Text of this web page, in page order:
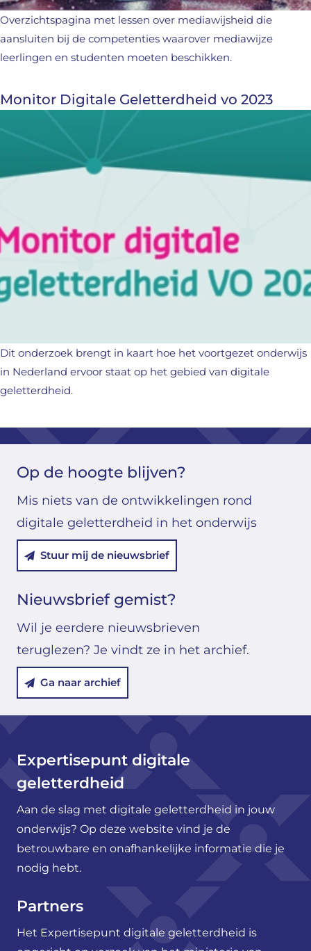
Overzichtspagina met lessen over mediawijsheid die
aansluiten bij de competenties waarover mediawijze
leerlingen en studenten moeten beschikken.
Monitor Digitale Geletterdheid vo 2023
Dit onderzoek brengt in kaart hoe het voortgezet onderwijs
in Nederland ervoor staat op het gebied van digitale
geletterdheid.
Op de hoogte blijven?
Mis niets van de ontwikkelingen rond
digitale geletterdheid in het onderwijs
Stuur mij de nieuwsbrief
Nieuwsbrief gemist?
Wil je eerdere nieuwsbrieven
teruglezen? Je vindt ze in het archief.
Ga naar archief
Expertisepunt digitale
geletterdheid
Aan de slag met digitale geletterdheid in jouw
onderwijs? Op deze website vind je de
betrouwbare en onafhankelijke informatie die je
nodig hebt.
Partners
Het Expertisepunt digitale geletterdheid is